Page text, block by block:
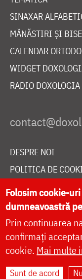
SINAXAR
MĂNĂSTIRI ȘI
CALENDAR
WIDGET
RADIO DOXOLOGIA
DESPRE NOI
POLITICA DE
DONEAZĂ ONLINE
LIVE
Site
Folosim cookie-
dumneavoastră
Prin continuarea
confirmați
cookie. Mai multe
Sunt de acord